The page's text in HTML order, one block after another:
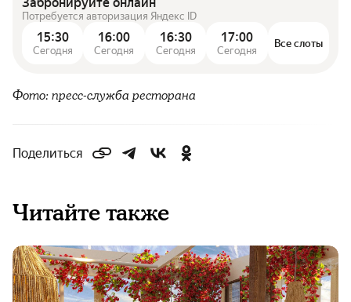
Забронируйте онлайн
Потребуется авторизация Яндекс ID
15:30
Сегодня
16:00
Сегодня
16:30
Сегодня
17:00
Сегодня
Все слоты
Фото: пресс-служба ресторана
Поделиться
Читайте также